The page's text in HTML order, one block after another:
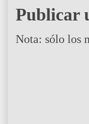
Publicar
Nota: sólo los